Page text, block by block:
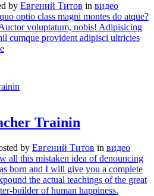
by Евгений Титов in видео
optio class magni montes do atque?
voluptatum, nobis! Adipisicing
cumque provident adipisci ultricies
Trainin
by Евгений Титов in видео
all this mistaken idea of denouncing
born and I will give you a complete
the actual teachings of the great
builder of human happiness.